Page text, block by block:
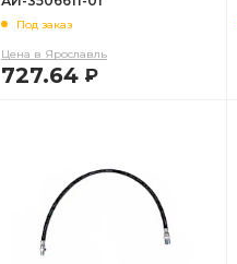
Под заказ
Цена в Ярославль
727.64 Р